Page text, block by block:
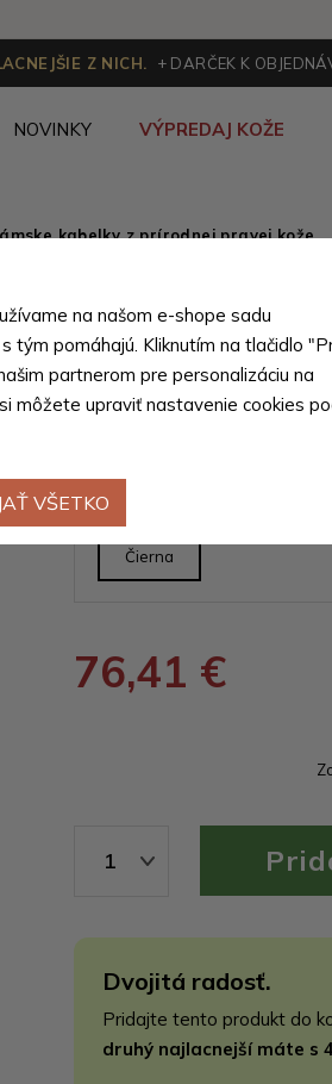
Z NICH. + DARČEK K
NOVINKY VÝPREDAJ KOŽE
kabelky z prírodnej pravej kože
Čierna
kožená
Čierna
76,41 €
1
Dvojitá radosť.
Pridajte tento produkt do
druhý najlacnejší máte s
na našom e-shope sadu
tým pomáhajú. Kliknutím na tlačidlo
partnerom pre personalizáciu na
môžete upraviť nastavenie cookies
VŠETKO